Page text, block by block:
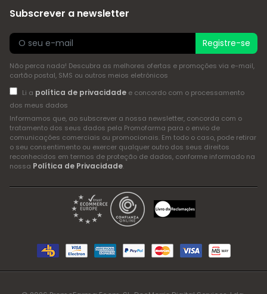
Subscrever a newsletter
Registre-se
Não perca nada! Descubra as melhores ofertas e promoções via e-mail,
cartão postal, SMS ou outros meios eletrónicos
Li a política de privacidadee concordo com o processamento
dos meus dados
Informamos que, ao subscrever a nossa newsletter, concorda com o
tratamento dos seus dados pela Promofarma para o envio de
comunicações comerciais ou promocionais. Em todo o caso, pode retirar
o seu consentimento ou exercer qualquer outro dos seus direitos
reconhecidos em termos de proteção de dados, conforme informado na
nossa Política de Privacidade.